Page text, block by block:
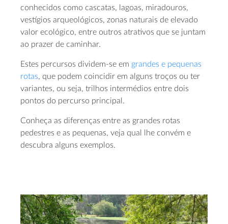
conhecidos como cascatas, lagoas, miradouros,
vestígios arqueológicos, zonas naturais de elevado
valor ecológico, entre outros atrativos que se juntam
ao prazer de caminhar.
Estes percursos dividem-se em grandes e pequenas
rotas, que podem coincidir em alguns troços ou ter
variantes, ou seja, trilhos intermédios entre dois
pontos do percurso principal.
Conheça as diferenças entre as grandes rotas
pedestres e as pequenas, veja qual lhe convém e
descubra alguns exemplos.